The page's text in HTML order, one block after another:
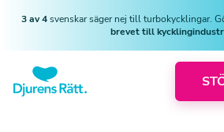
3 av 4svenskar säger nej till turbokycklingar.
brevet till